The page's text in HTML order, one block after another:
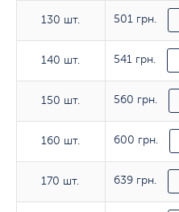
130 шт.
140 шт.
150 шт.
160 шт.
170 шт.
130 шт. 501 грн.
140 шт. 541 грн.
150 шт. 560 грн.
160 шт. 600 грн.
170 шт. 639 грн.